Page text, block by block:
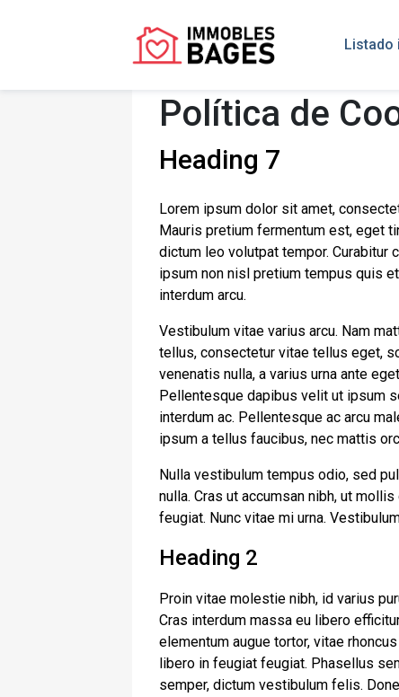
Listado
Política de
Heading 7
Lorem ipsum dolor sit amet,
Mauris pretium fermentum est, eget
dictum leo volutpat tempor. Curabitur
ipsum non nisl pretium tempus quis
interdum arcu.
Vestibulum vitae varius arcu. Nam
tellus, consectetur vitae tellus eget,
venenatis nulla, a varius urna ante
Pellentesque dapibus velit ut ipsum
interdum ac. Pellentesque ac arcu
ipsum a tellus faucibus, nec mattis
Nulla vestibulum tempus odio, sed
nulla. Cras ut accumsan nibh, ut
feugiat. Nunc vitae mi urna.
Heading 2
Proin vitae molestie nibh, id varius
Cras interdum massa eu libero
elementum augue tortor, vitae
libero in feugiat feugiat. Phasellus
semper, dictum vestibulum felis.